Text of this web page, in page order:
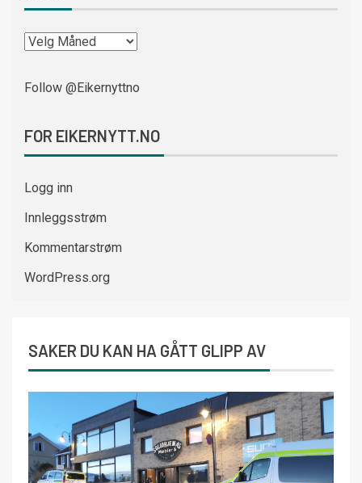
Follow @Eikernyttno
FOR EIKERNYTT.NO
Logg inn
Innleggsstrøm
Kommentarstrøm
WordPress.org
SAKER DU KAN HA GÅTT GLIPP AV